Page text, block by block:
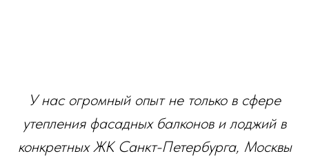
У нас огромный опыт не только в сфере
утепления фасадных балконов и лоджий в
конкретных ЖК Санкт-Петербурга, Москвы